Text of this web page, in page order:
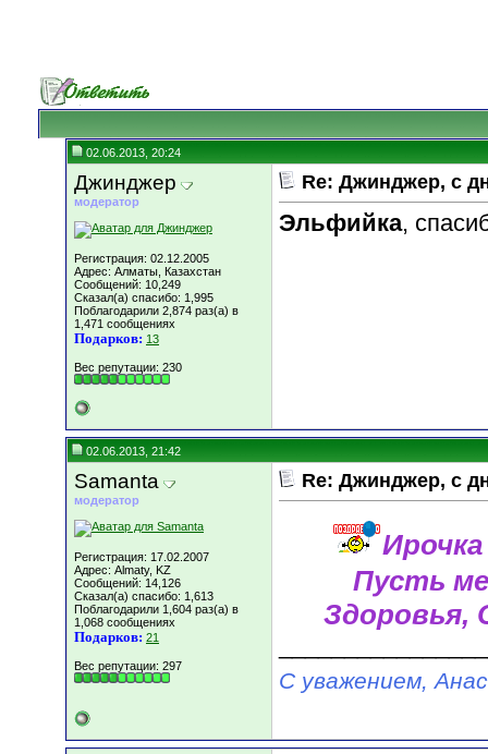
02.06.2013, 20:24
Джинджер
модератор
Регистрация: 02.12.2005
Адрес: Алматы, Казахстан
Сообщений: 10,249
Сказал(а) спасибо: 1,995
Поблагодарили 2,874 раз(а) в
1,471 сообщениях
Подарков: 13
Вес репутации: 230
Re: Джинджер, с
Эльфийка,
02.06.2013, 21:42
Samanta
модератор
Регистрация: 17.02.2007
Адрес: Almaty, KZ
Сообщений: 14,126
Сказал(а) спасибо: 1,613
Поблагодарили 1,604 раз(а) в
1,068 сообщениях
Подарков: 21
Вес репутации: 297
Re: Джинджер, с
Пусть
Здоровья,
С уважением,